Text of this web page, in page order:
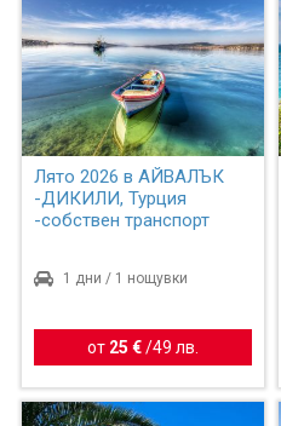
Лято 2026 в АЙВАЛЪК
-ДИКИЛИ, Турция
-собствен транспорт
1 дни / 1 нощувки
от 25 € /49 лв.